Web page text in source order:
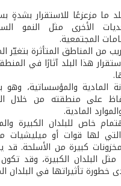
ما مزعزعًا للاستقرار بشدةٍ
الأخرى مثل النمو
المجتمعية.
من المناطق المتأثرة بتغيّر
هذا البلد آثارًا في
المادية والمؤسساتية، وهو
على منطقته من خلال
المادية.
خاص للبلدان الكبيرة
لها قوات أو ميليشيات
كبيرة من الأسلحة.
البلدان الكبيرة، وقد تكون
خطورة تأثيراتها في البلدان